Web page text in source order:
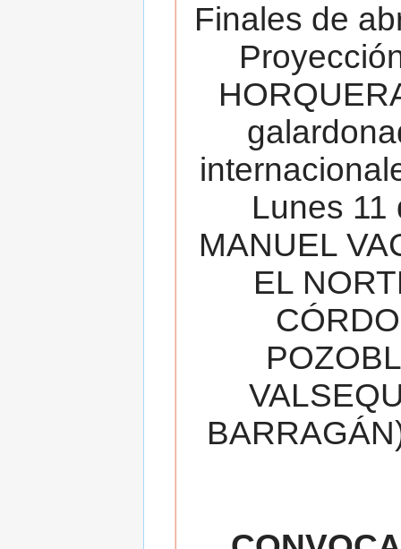
Finales de
Lunes 11
MANUEL
EL